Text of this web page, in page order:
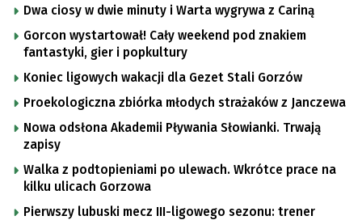
Dwa ciosy w dwie minuty i Warta wygrywa z Cariną
Gorcon wystartował! Cały weekend pod znakiem
fantastyki, gier i popkultury
Koniec ligowych wakacji dla Gezet Stali Gorzów
Proekologiczna zbiórka młodych strażaków z Janczewa
Nowa odsłona Akademii Pływania Słowianki. Trwają
zapisy
Walka z podtopieniami po ulewach. Wkrótce prace na
kilku ulicach Gorzowa
Pierwszy lubuski mecz III-ligowego sezonu: trener